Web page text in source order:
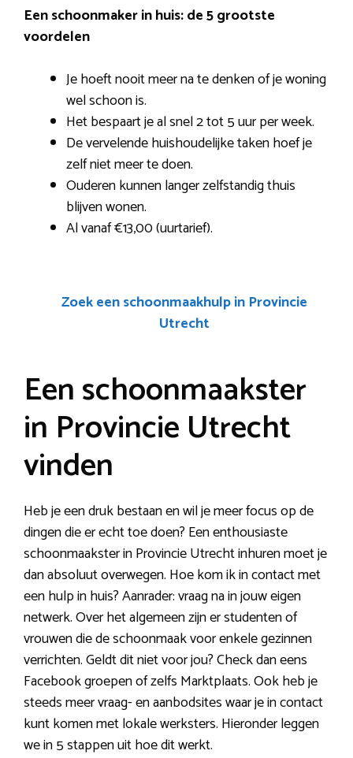
Een schoonmaker in huis: de 5 grootste
voordelen
Je hoeft nooit meer na te denken of je woning
wel schoon is.
Het bespaart je al snel 2 tot 5 uur per week.
De vervelende huishoudelijke taken hoef je
zelf niet meer te doen.
Ouderen kunnen langer zelfstandig thuis
blijven wonen.
Al vanaf €13,00 (uurtarief).
Zoek een schoonmaakhulp in Provincie
Utrecht
Een schoonmaakster
in Provincie Utrecht
vinden
Heb je een druk bestaan en wil je meer focus op de
dingen die er echt toe doen? Een enthousiaste
schoonmaakster in Provincie Utrecht inhuren moet je
dan absoluut overwegen. Hoe kom ik in contact met
een hulp in huis? Aanrader: vraag na in jouw eigen
netwerk. Over het algemeen zijn er studenten of
vrouwen die de schoonmaak voor enkele gezinnen
verrichten. Geldt dit niet voor jou? Check dan eens
Facebook groepen of zelfs Marktplaats. Ook heb je
steeds meer vraag- en aanbodsites waar je in contact
kunt komen met lokale werksters. Hieronder leggen
we in 5 stappen uit hoe dit werkt.